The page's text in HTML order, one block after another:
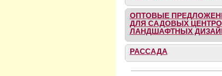
ОПТОВЫЕ
ДЛЯ САДОВЫХ
ЛАНДШАФТНЫХ
РАССАДА